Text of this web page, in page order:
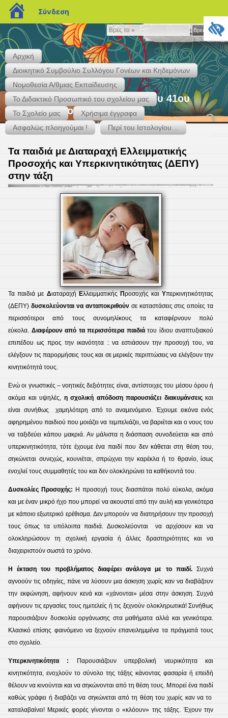
Βρες
το
»
Βρες το »
Αρχική
Διοικητικό Συμβούλιο Συλλόγου Γονέων και Κηδεμόνων
Νομοθεσία Α/θμιας Εκπαίδευσης
Το Διδακτικό Προσωπικό του σχολείου μας
Το Σχολείο μας
Χρήσιμα έγγραφα
Ασφαλώς πλοηγούμαι !
Περί του Ιστολογίου…
"Ιστολογείν" – Το Ιστολόγιο του 41ου
Δημ. Σχολείου Περιστερίου
Κάκτου & Αγ. Ιεροθέου – Τηλ. 2105759937 – 2131301417
Τα παιδιά με Διαταραχή Ελλειμματικής
Προσοχής και Υπερκινητικότητας (ΔΕΠΥ)
στην τάξη
Τα παιδιά με Διαταραχή Ελλειμματικής Προσοχής καιΥπερκινητικότητας
(ΔΕΠΥ) δυσκολεύονται να ανταποκριθούνσε καταστάσεις στις οποίες τα
περισσότεροι από τους συνομηλίκους τα καταφέρνουν πολύ
εύκολα. Διαφέρουν από τα περισσότερα παιδιάτου ίδιου αναπτυξιακού
επιπέδου ως προς την ικανότητα : να εστιάσουν την προσοχή του, να
ελέγξουν τις παρορμήσεις τους και σε μερικές περιπτώσεις να ελέγξουν την
κινητικότητά τους.
Ενώ οι γνωστικές – νοητικές δεξιότητες είναι, αντίστοιχες του μέσου όρου ή
ακόμα και υψηλές, η σχολική απόδοση παρουσιάζει διακυμάνσειςκαι
είναι συνήθως χαμηλότερη από το αναμενόμενο. Έχουμε εικόνα ενός
αφηρημένου παιδιού που μοιάζει να τεμπελιάζει, να βαριέται και ο νους του
να ταξιδεύει κάπου μακριά. Αν μάλιστα η διάσπαση συνοδεύεται και από
υπερκινητικότητα, τότε έχουμε ένα παιδί που δεν κάθεται στη θέση του,
σηκώνεται συνεχώς, κουνιέται, σπρώχνει την καρέκλα ή το θρανίο, ίσως
ενοχλεί τους συμμαθητές του και δεν ολοκληρώνει τα καθήκοντά του.
Δυσκολίες Προσοχής: Η προσοχή τους διασπάται πολύ εύκολα, ακόμα
και με έναν μικρό ήχο που μπορεί να ακουστεί από την αυλή και γενικότερα
με κάποιο εξωτερικό ερέθισμα. Δεν μπορούν να διατηρήσουν την προσοχή
τους όπως τα υπόλοιπα παιδιά. Δυσκολεύονται να αρχίσουν και να
ολοκληρώσουν τη σχολική εργασία ή άλλες δραστηριότητες και να
διαχειριστούν σωστά το χρόνο.
Η έκταση του προβλήματος διαφέρει ανάλογα με το παιδί.Συχνά
αγνοούν τις οδηγίες, πάνε να λύσουν μια άσκηση χωρίς καν να διαβάζουν
την εκφώνηση, αφήνουν κενά και «χάνονται» μέσα στην άσκηση. Συχνά
αφήνουν τις εργασίες τους ημιτελείς ή τις ξεχνούν ολοκληρωτικά! Συνήθως
παρουσιάζουν δυσκολία οργάνωσης στα μαθήματα αλλά και γενικότερα.
Κλασικό επίσης φαινόμενο να ξεχνούν επανειλημμένα τα πράγματά τους
στο σχολείο.
Υπερκινητικότητα :
Παρουσιάζουν υπερβολική νευρικότητα και
κινητικότητα, ενοχλούν το σύνολο της τάξης κάνοντας φασαρία ή επειδή
θέλουν να κινούνται και να σηκώνονται από τη θέση τους. Μπορεί ένα παιδί
καθώς γράφει ή διαβάζει να σηκώνεται από τη θέση του χωρίς καν να το
καταλαβαίνει! Μερικές φορές γίνονται ο «κλόουν» της τάξης. Έχουν την
blogs.sch.gr
Σύνδεση